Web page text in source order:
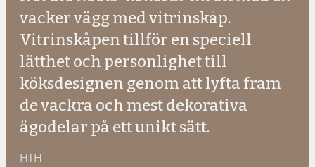
vacker vägg med vitrinskåp.
Vitrinskåpen tillför en speciell
lätthet och personlighet till
köksdesignen genom att lyfta fram
de vackra och mest dekorativa
ägodelar på ett unikt sätt.
HTH